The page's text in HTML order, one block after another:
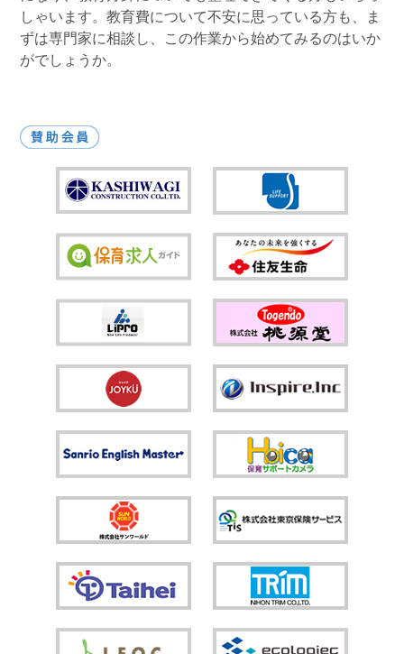
しゃいます。教育費について不安に思っている方も、ま
ずは専門家に相談し、この作業から始めてみるのはいか
がでしょうか。